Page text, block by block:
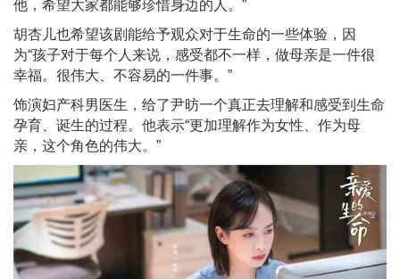
他，希望大家都能够珍惜身边的人。”
胡杏儿也希望该剧能给予观众对于生命的一些体验，因
为“孩子对于每个人来说，感受都不一样，做母亲是一件很
幸福。很伟大、不容易的一件事。”
饰演妇产科男医生，给了尹昉一个真正去理解和感受到生命
孕育、诞生的过程。他表示“更加理解作为女性、作为母
亲，这个角色的伟大。”